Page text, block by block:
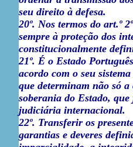
seu direito à defesa.
20º. Nos termos do art.º
sempre à proteção dos
constitucionalmente
21º. É o Estado
acordo com o seu
que determinam não só
soberania do Estado,
judiciária internacional.
22º. Transferir os
garantias e deveres